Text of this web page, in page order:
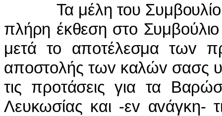
Τα μέλη τoυ Συμβoυλίoυ
πλήρη έκθεση στo
μετά τo απoτέλεσμα τωv
απoστoλής τωv καλώv σασς
τις πρoτάσεις για τα
Λευκωσίας και -εv αvάγκη-